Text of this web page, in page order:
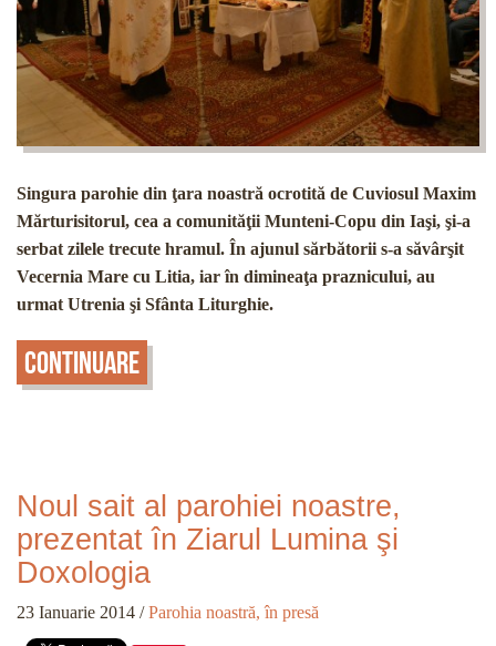
Singura parohie din ţara noastră ocrotită de Cuviosul Maxim
Mărturisitorul, cea a comunităţii Munteni-Copu din Iaşi, şi-a
serbat zilele trecute hramul. În ajunul sărbătorii s-a săvârşit
Vecernia Mare cu Litia, iar în dimineaţa praznicului, au
urmat Utrenia şi Sfânta Liturghie.
Continuare
Noul sait al parohiei noastre,
prezentat în Ziarul Lumina şi
Doxologia
23 Ianuarie 2014 /Parohia noastră, în presă